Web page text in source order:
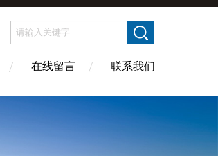
在线留言 联系我们